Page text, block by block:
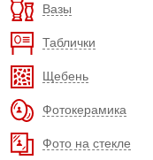
Вазы
Таблички
Щебень
Фотокерамика
Фото на стекле